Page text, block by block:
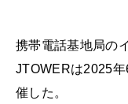
携帯電話基地局の
JTOWERは2025
催した。